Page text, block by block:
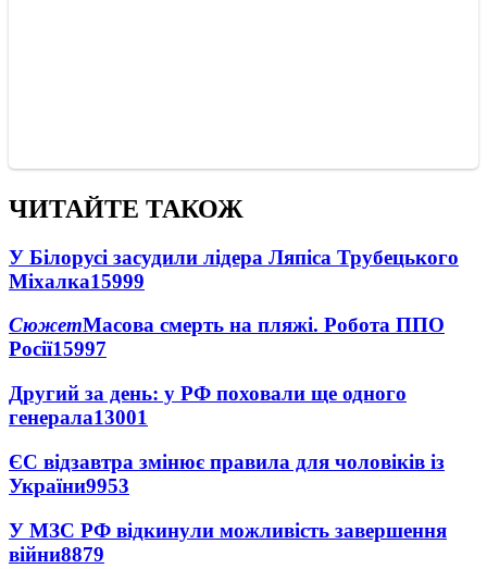
ЧИТАЙТЕ ТАКОЖ
У Білорусі засудили лідера Ляпіса Трубецького
Міхалка15999
СюжетМасова смерть на пляжі. Робота ППО
Росії15997
Другий за день: у РФ поховали ще одного
генерала13001
ЄС відзавтра змінює правила для чоловіків із
України9953
У МЗС РФ відкинули можливість завершення
війни8879